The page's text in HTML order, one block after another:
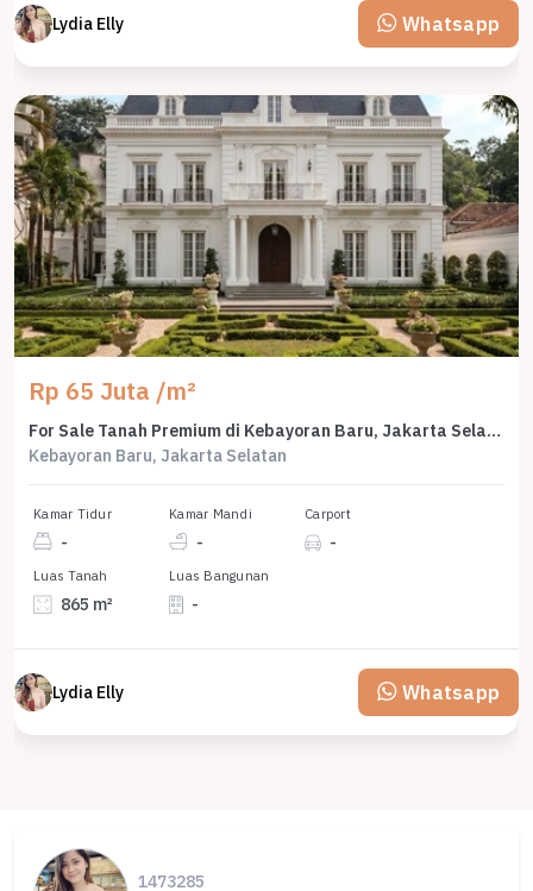
Lydia Elly Whatsapp
Rp 65 Juta /m²
For Sale Tanah Premium di Kebayoran Baru, Jakarta Selatan, LT 865m²
Kebayoran Baru, Jakarta Selatan
Kamar Tidur
-
Kamar Mandi
-
Carport
-
Luas Tanah
865 m²
Luas Bangunan
-
Lydia Elly Whatsapp
1473285